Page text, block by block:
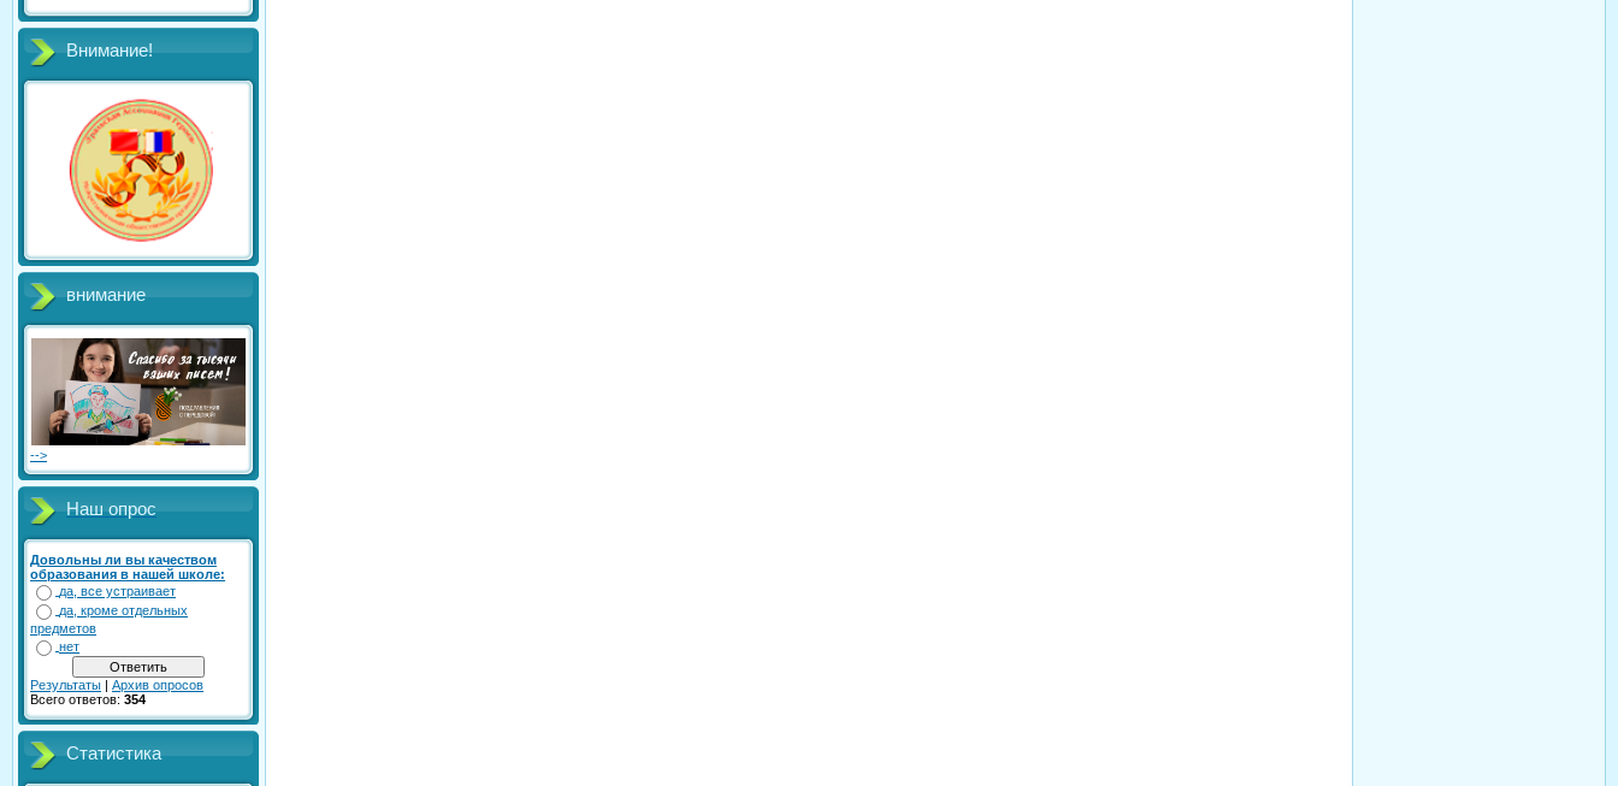
Внимание!
внимание
-->
Наш опрос
Довольны ли вы качеством
образования в нашей школе:
да, все устраивает
да, кроме отдельных
предметов
нет
Результаты | Архив опросов
Всего ответов: 354
Статистика